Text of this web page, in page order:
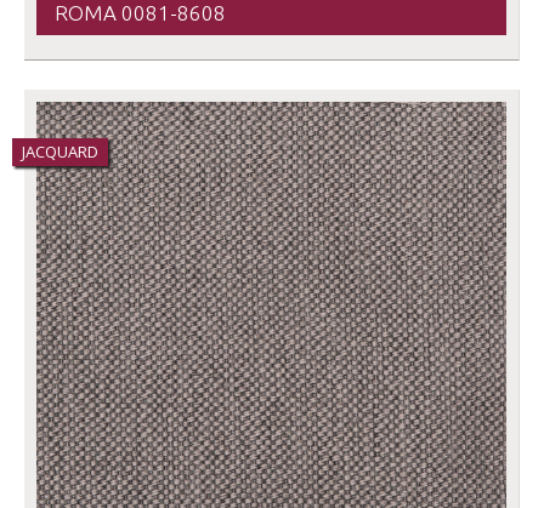
ROMA 0081-8608
JACQUARD